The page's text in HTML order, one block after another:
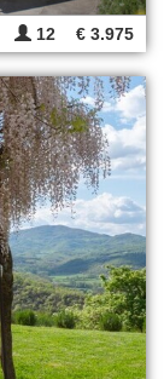
12 € 3.975